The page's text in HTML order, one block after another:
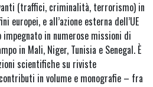
(traffici, criminalità, terrorismo) in
europei, e all’azione esterna dell’UE
in numerose missioni di
in Mali, Niger, Tunisia e Senegal. È
scientifiche su riviste
in volume e monografie – fra